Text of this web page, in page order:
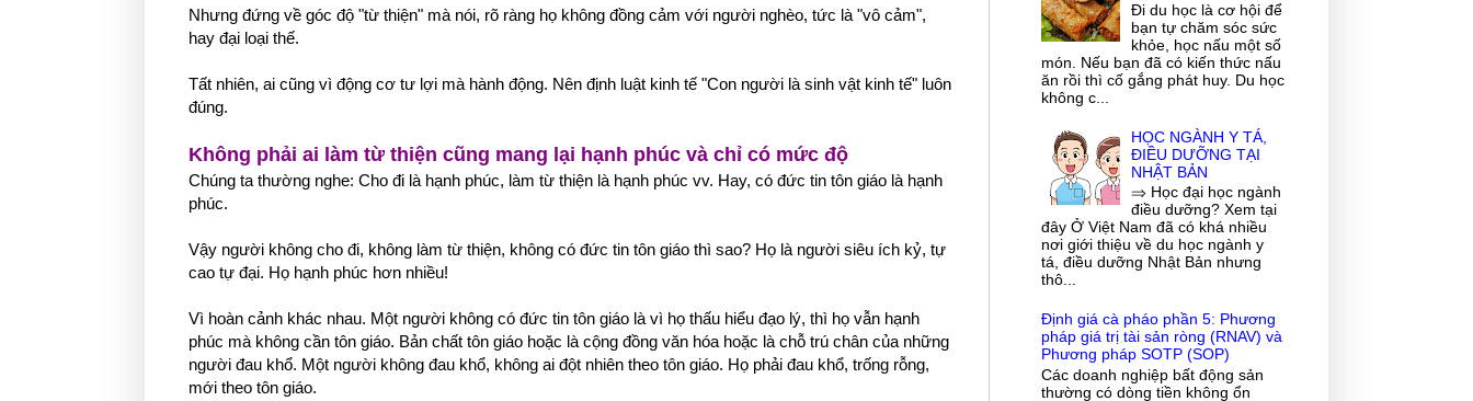
Nhưng đứng về góc độ "từ thiện" mà nói, rõ ràng họ không đồng cảm với người nghèo, tức là "vô cảm",
hay đại loại thế.
Tất nhiên, ai cũng vì động cơ tư lợi mà hành động. Nên định luật kinh tế "Con người là sinh vật kinh tế" luôn
đúng.
Không phải ai làm từ thiện cũng mang lại hạnh phúc và chỉ có mức độ
Chúng ta thường nghe: Cho đi là hạnh phúc, làm từ thiện là hạnh phúc vv. Hay, có đức tin tôn giáo là hạnh
phúc.
Vậy người không cho đi, không làm từ thiện, không có đức tin tôn giáo thì sao? Họ là người siêu ích kỷ, tự
cao tự đại. Họ hạnh phúc hơn nhiều!
Vì hoàn cảnh khác nhau. Một người không có đức tin tôn giáo là vì họ thấu hiểu đạo lý, thì họ vẫn hạnh
phúc mà không cần tôn giáo. Bản chất tôn giáo hoặc là cộng đồng văn hóa hoặc là chỗ trú chân của những
người đau khổ. Một người không đau khổ, không ai đột nhiên theo tôn giáo. Họ phải đau khổ, trống rỗng,
mới theo tôn giáo.
Đi du học là cơ hội để
bạn tự chăm sóc sức
khỏe, học nấu một số
món. Nếu bạn đã có kiến thức nấu
ăn rồi thì cố gắng phát huy. Du học
không c...
HỌC NGÀNH Y TÁ,
ĐIỀU DƯỠNG TẠI
NHẬT BẢN
⇒ Học đại học ngành
điều dưỡng? Xem tại
đây Ở Việt Nam đã có khá nhiều
nơi giới thiệu về du học ngành y
tá, điều dưỡng Nhật Bản nhưng
thô...
Định giá cà pháo phần 5: Phương
pháp giá trị tài sản ròng (RNAV) và
Phương pháp SOTP (SOP)
Các doanh nghiệp bất động sản
thường có dòng tiền không ổn